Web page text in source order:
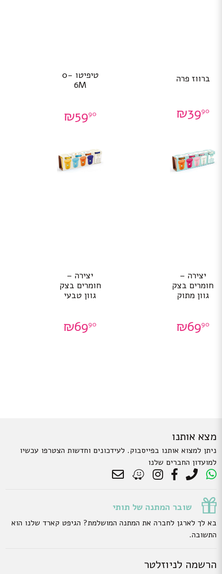
ברווז פרה
₪3990
טיפיטו 0-
6M
₪5990
יצירה –
חומרים בצק
גוון מתוק
₪6990
יצירה –
חומרים בצק
גוון טבעי
₪6990
מצא אותנו
ניתן למצוא אותנו בפייסבוק. לעידכונים וחדשות הצטרפו עכשיו
למועדון החברים שלנו
שובר המתנה של תותי
בא לך לארגן לחברה את המתנה המושלמת? הגיפט קארד שלנו הוא
התשובה.
הרשמה לניוזלטר